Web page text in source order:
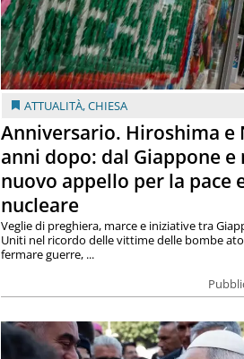
ATTUALITÀ,CHIESA
Anniversario. Hiroshima e
anni dopo: dal Giappone e
nuovo appello per la pace
nucleare
Veglie di preghiera, marce e iniziative tra
Uniti nel ricordo delle vittime delle bombe
fermare guerre, ...